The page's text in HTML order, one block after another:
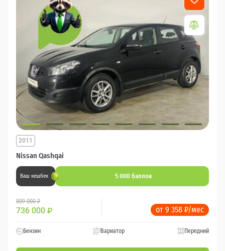
Nissan Qashqai
2011
Ваш кешбек 5 000 баллов
809 000 ₽
736 000 ₽ от 9 358 ₽/мес
Бензин Вариатор Передний